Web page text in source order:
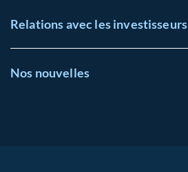
Relations avec les investisseurs
Nos nouvelles